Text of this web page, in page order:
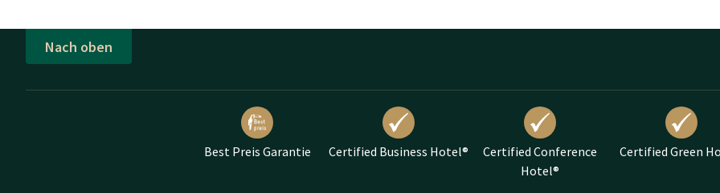
Nach oben
Best Preis Garantie Certified Business Hotel®
Certified Conference
Hotel®
Certified Green